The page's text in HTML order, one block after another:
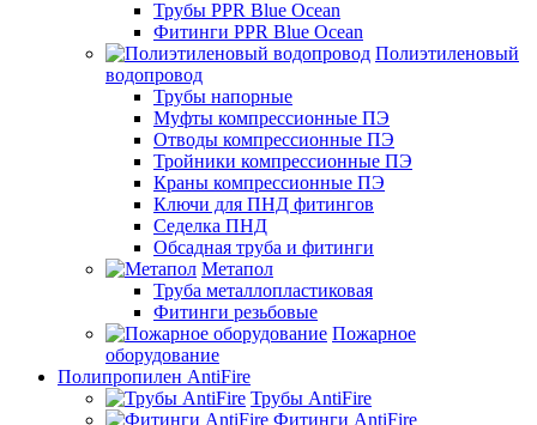
Трубы PPR Blue Ocean
Фитинги PPR Blue Ocean
Полиэтиленовый
водопровод
Трубы напорные
Муфты компрессионные ПЭ
Отводы компрессионные ПЭ
Тройники компрессионные ПЭ
Краны компрессионные ПЭ
Ключи для ПНД фитингов
Седелка ПНД
Обсадная труба и фитинги
Метапол
Труба металлопластиковая
Фитинги резьбовые
Пожарное
оборудование
Полипропилен AntiFire
Трубы AntiFire
Фитинги AntiFire